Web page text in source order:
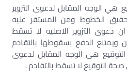
الوجه المقابل لدعوى التزوير
الخطوط ومن المستقر عليه
التزوير الاصليه لا تسقط
ويمتنع الدفع بسقوطها بالتقادم
هى الوجه المقابل لدعوى
التوقيع لا تسقط بالتقادم .